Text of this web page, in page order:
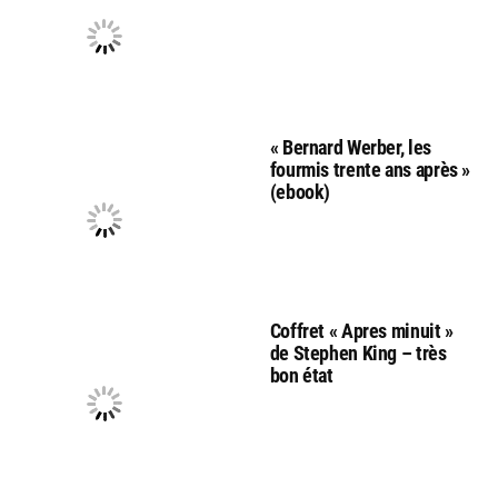
« Bernard Werber, les
fourmis trente ans après »
(ebook)
Coffret « Apres minuit »
de Stephen King – très
bon état